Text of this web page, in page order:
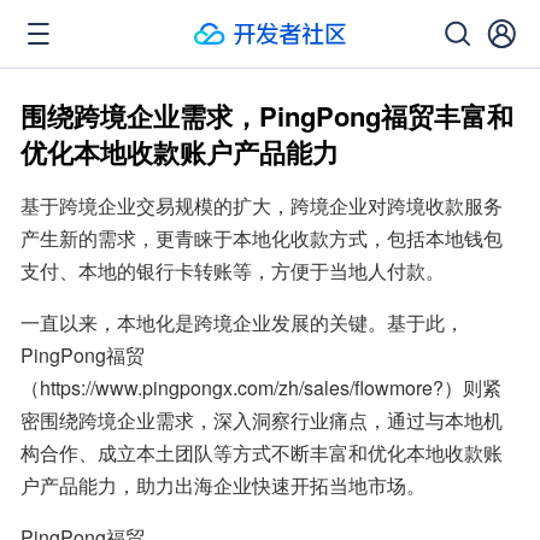
围绕跨境企业需求，PingPong福贸丰富和
优化本地收款账户产品能力
基于跨境企业交易规模的扩大，跨境企业对跨境收款服务
产生新的需求，更青睐于本地化收款方式，包括本地钱包
支付、本地的银行卡转账等，方便于当地人付款。
一直以来，本地化是跨境企业发展的关键。基于此，
PingPong福贸
（https://www.pingpongx.com/zh/sales/flowmore?）则紧
密围绕跨境企业需求，深入洞察行业痛点，通过与本地机
构合作、成立本土团队等方式不断丰富和优化本地收款账
户产品能力，助力出海企业快速开拓当地市场。